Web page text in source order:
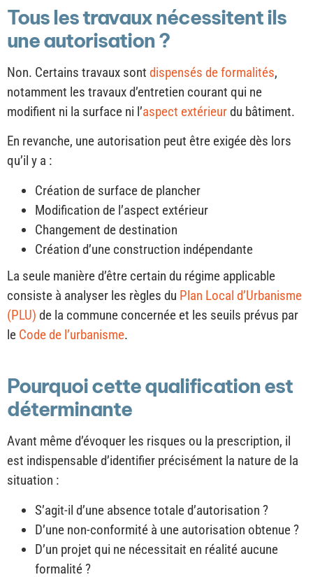
Tous les travaux nécessitent ils
une autorisation ?
Non. Certains travaux sont dispensés de formalités,
notamment les travaux d’entretien courant qui ne
modifient ni la surface ni l’aspect extérieurdu bâtiment.
En revanche, une autorisation peut être exigée dès lors
qu’il y a :
Création de surface de plancher
Modification de l’aspect extérieur
Changement de destination
Création d’une construction indépendante
La seule manière d’être certain du régime applicable
consiste à analyser les règles du Plan Local d’Urbanisme
(PLU) de la commune concernée et les seuils prévus par
le Code de l’urbanisme.
Pourquoi cette qualification est
déterminante
Avant même d’évoquer les risques ou la prescription, il
est indispensable d’identifier précisément la nature de la
situation :
S’agit-il d’une absence totale d’autorisation ?
D’une non-conformité à une autorisation obtenue ?
D’un projet qui ne nécessitait en réalité aucune
formalité ?